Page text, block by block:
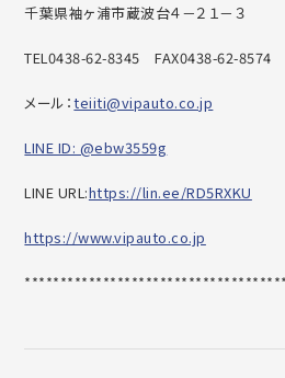
千葉県袖ヶ浦市蔵波台４－２１－３
TEL0438-62-8345 FAX0438-62-8574
メール：teiiti@vipauto.co.jp
LINE ID: @ebw3559g
LINE URL:https://lin.ee/RD5RXKU
https://www.vipauto.co.jp
******************************